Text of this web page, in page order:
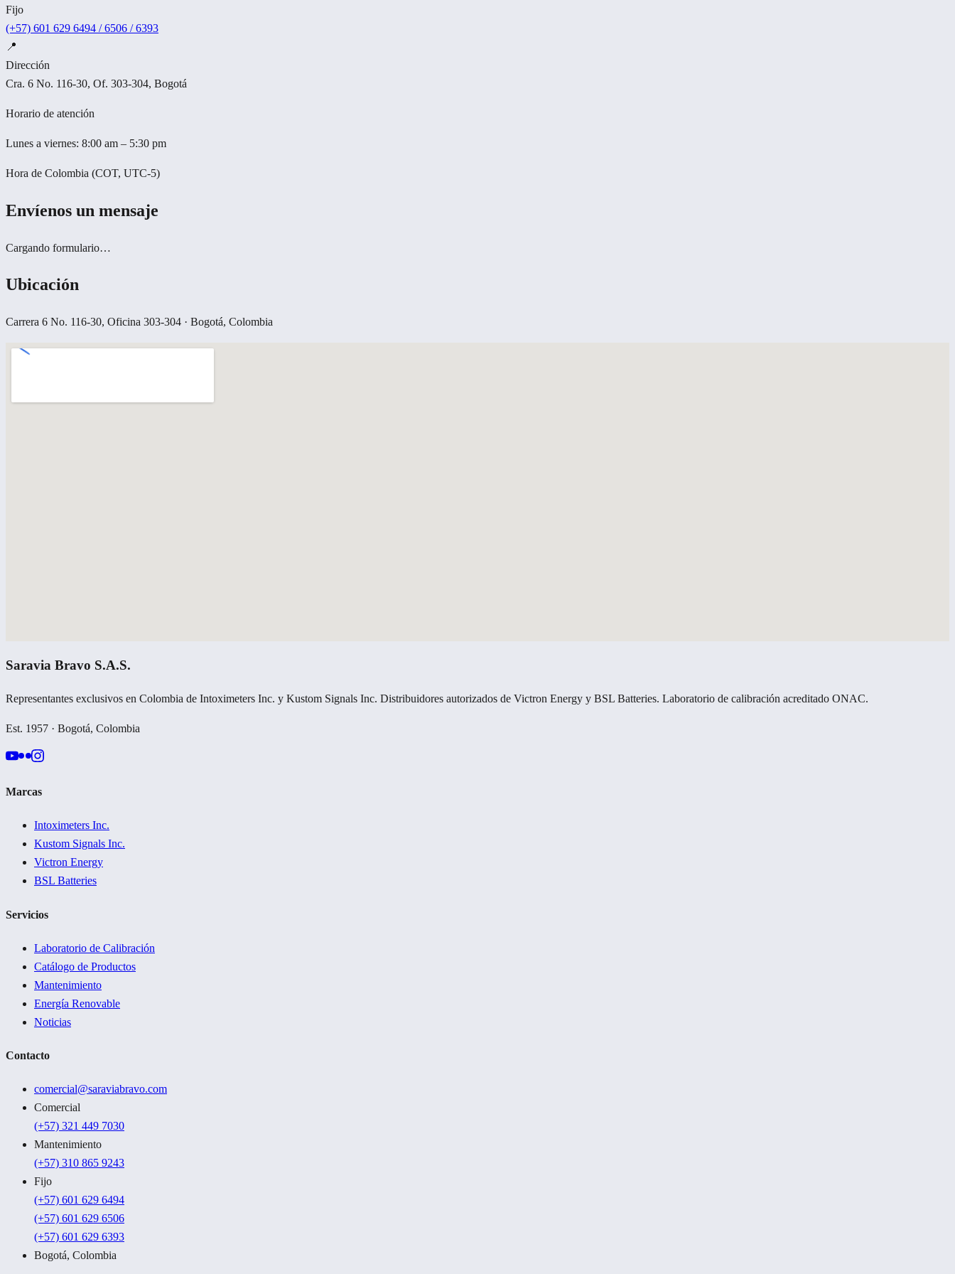
Fijo
(+57) 601 629 6494 / 6506 / 6393
📍
Dirección
Cra. 6 No. 116-30, Of. 303-304, Bogotá
Horario de atención
Lunes a viernes: 8:00 am – 5:30 pm
Hora de Colombia (COT, UTC-5)
Envíenos un mensaje
Cargando formulario…
Ubicación
Carrera 6 No. 116-30, Oficina 303-304 · Bogotá, Colombia
Saravia Bravo S.A.S.
Representantes exclusivos en Colombia de Intoximeters Inc. y Kustom Signals Inc. Distribuidores autorizados de Victron Energy y BSL Batteries. Laboratorio de calibración acreditado ONAC.
Est. 1957 · Bogotá, Colombia
Marcas
Intoximeters Inc.
Kustom Signals Inc.
Victron Energy
BSL Batteries
Servicios
Laboratorio de Calibración
Catálogo de Productos
Mantenimiento
Energía Renovable
Noticias
Contacto
comercial@saraviabravo.com
Comercial
(+57) 321 449 7030
Mantenimiento
(+57) 310 865 9243
Fijo
(+57) 601 629 6494
(+57) 601 629 6506
(+57) 601 629 6393
Bogotá, Colombia